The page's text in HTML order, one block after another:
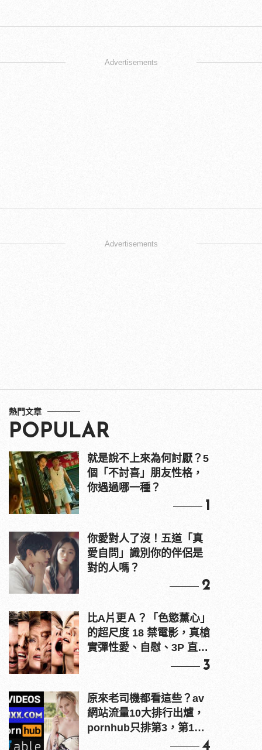
Advertisements
Advertisements
熱門文章
POPULAR
就是說不上來為何討厭？5
個「不討喜」朋友性格，
你遇過哪一種？
1
你愛對人了沒！五道「真
愛自問」識別你的伴侶是
對的人嗎？
2
比A片更Ａ？「色慾薰心」
的超尺度 18 禁電影，真槍
實彈性愛、自慰、3P 直接
3
原來老司機都看這些？av
網站流量10大排行出爐，
pornhub只排第3，第1名
4